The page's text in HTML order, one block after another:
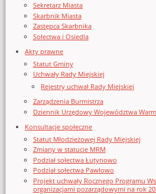
Sekretarz Miasta
Skarbnik Miasta
Zastępca Skarbnika
Sołectwa i Osiedla
Akty prawne
Statut Gminy
Uchwały Rady Miejskiej
Rejestry uchwał Rady Miejskiej
Zarządzenia Burmistrza
Dziennik Urzędowy Województwa
Konsultacje społeczne
Statut Młodzieżowej Rady Miejskiej
Zmiany w statucie MRM
Podział sołectwa Łutynowo
Podział sołectwa Pawłowo
Projekt uchwały Rocznego Programu
organizacjami pozarządowymi na rok